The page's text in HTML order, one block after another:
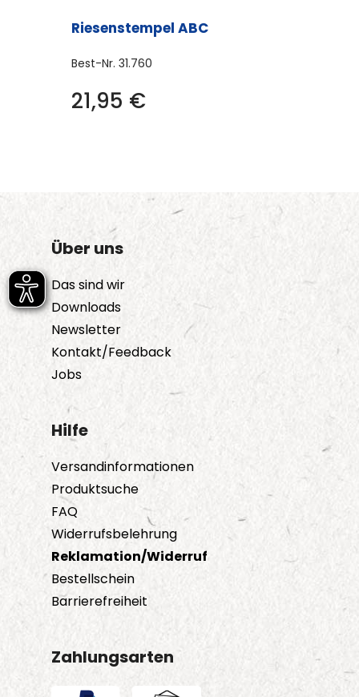
Riesenstempel ABC
Best-Nr. 31.760
21,95 €
Über uns
Das sind wir
Downloads
Newsletter
Kontakt/Feedback
Jobs
Hilfe
Versandinformationen
Produktsuche
FAQ
Widerrufsbelehrung
Reklamation/Widerruf
Bestellschein
Barrierefreiheit
Zahlungsarten